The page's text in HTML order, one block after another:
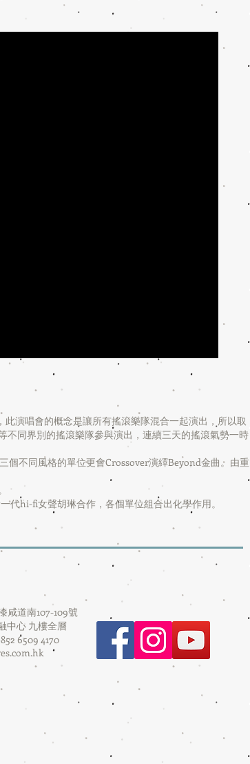
演唱會的概念是讓所有搖滾樂隊混合一起演出，所以取
同界別的搖滾樂隊參與演出，連續三天的搖滾氣勢一時
個不同風格的單位更會Crossover演繹Beyond金曲。由重
代hi-fi女聲胡琳合作，各個單位組合出化學作用。
咸道南107-109號
心 九樓全層
6509 4170